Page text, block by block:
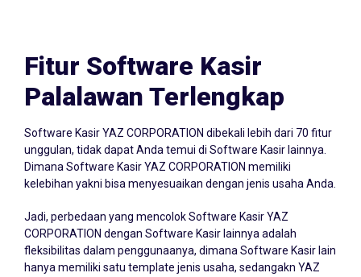
Fitur Software Kasir
Palalawan Terlengkap
Software Kasir YAZ CORPORATION dibekali lebih dari 70 fitur
unggulan, tidak dapat Anda temui di Software Kasir lainnya.
Dimana Software Kasir YAZ CORPORATION memiliki
kelebihan yakni bisa menyesuaikan dengan jenis usaha Anda.
Jadi, perbedaan yang mencolok Software Kasir YAZ
CORPORATION dengan Software Kasir lainnya adalah
fleksibilitas dalam penggunaanya, dimana Software Kasir lain
hanya memiliki satu template jenis usaha, sedangakn YAZ